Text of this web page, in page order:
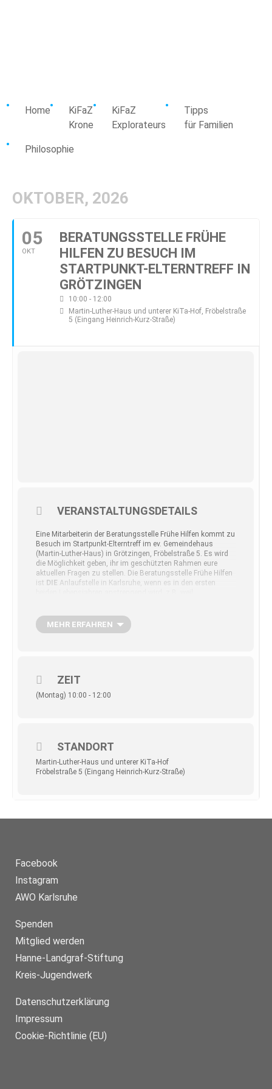
Home
KiFaZ
Krone
KiFaZ
Explorateurs
Tipps
für Familien
Philosophie
OKTOBER, 2026
05
OKT
BERATUNGSSTELLE FRÜHE
HILFEN ZU BESUCH IM
STARTPUNKT-ELTERNTREFF IN
GRÖTZINGEN
10:00 - 12:00
Martin-Luther-Haus und unterer KiTa-Hof, Fröbelstraße
5 (Eingang Heinrich-Kurz-Straße)
VERANSTALTUNGSDETAILS
Eine Mitarbeiterin der Beratungsstelle Frühe Hilfen kommt zu
Besuch im Startpunkt-Elterntreff im ev. Gemeindehaus
(Martin-Luther-Haus) in Grötzingen, Fröbelstraße 5. Es wird
die Möglichkeit geben, ihr im geschützten Rahmen eure
aktuellen Fragen zu stellen. Die Beratungsstelle Frühe Hilfen
ist DIE Anlaufstelle in Karlsruhe, wenn es in den ersten
dass Babyohne erkenn­ba­ren Grund schreit
dass sich das
dasStillennicht so klappt wie geplant oder das
schwierigwird.
Aktuelle Informationen unter 0151/46780410 oder unter
MEHR ERFAHREN
ZEIT
(Montag) 10:00 - 12:00
STANDORT
Martin-Luther-Haus und unterer KiTa-Hof
Fröbelstraße 5 (Eingang Heinrich-Kurz-Straße)
Facebook
Instagram
AWO Karlsruhe
Spenden
Mitglied werden
Hanne-Landgraf-Stiftung
Kreis-Jugendwerk
Datenschutzerklärung
Impressum
Cookie-Richtlinie (EU)